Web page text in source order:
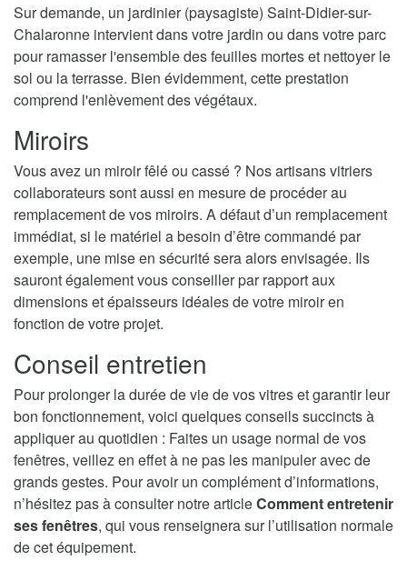
Sur demande, un jardinier (paysagiste) Saint-Didier-sur-
Chalaronne intervient dans votre jardin ou dans votre parc
pour ramasser l'ensemble des feuilles mortes et nettoyer le
sol ou la terrasse. Bien évidemment, cette prestation
comprend l'enlèvement des végétaux.
Miroirs
Vous avez un miroir fêlé ou cassé ? Nos artisans vitriers
collaborateurs sont aussi en mesure de procéder au
remplacement de vos miroirs. A défaut d’un remplacement
immédiat, si le matériel a besoin d’être commandé par
exemple, une mise en sécurité sera alors envisagée. Ils
sauront également vous conseiller par rapport aux
dimensions et épaisseurs idéales de votre miroir en
fonction de votre projet.
Conseil entretien
Pour prolonger la durée de vie de vos vitres et garantir leur
bon fonctionnement, voici quelques conseils succincts à
appliquer au quotidien : Faites un usage normal de vos
fenêtres, veillez en effet à ne pas les manipuler avec de
grands gestes. Pour avoir un complément d’informations,
n’hésitez pas à consulter notre articleComment entretenir
ses fenêtres, qui vous renseignera sur l’utilisation normale
de cet équipement.